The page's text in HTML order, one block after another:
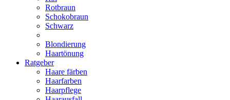
Rotbraun
Schokobraun
Schwarz
Blondierung
Haartönung
Ratgeber
Haare färben
Haarfarben
Haarpflege